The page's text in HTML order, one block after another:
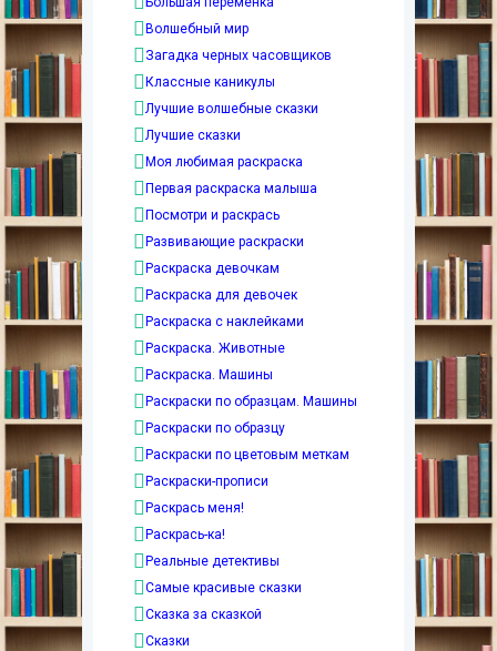
Волшебный мир
Загадка черных часовщиков
Классные каникулы
Лучшие волшебные сказки
Лучшие сказки
Моя любимая раскраска
Первая раскраска малыша
Посмотри и раскрась
Развивающие раскраски
Раскраска девочкам
Раскраска для девочек
Раскраска с наклейками
Раскраска. Животные
Раскраска. Машины
Раскраски по образцам. Машины
Раскраски по образцу
Раскраски по цветовым меткам
Раскраски-прописи
Раскрась меня!
Раскрась-ка!
Реальные детективы
Самые красивые сказки
Сказка за сказкой
Сказки